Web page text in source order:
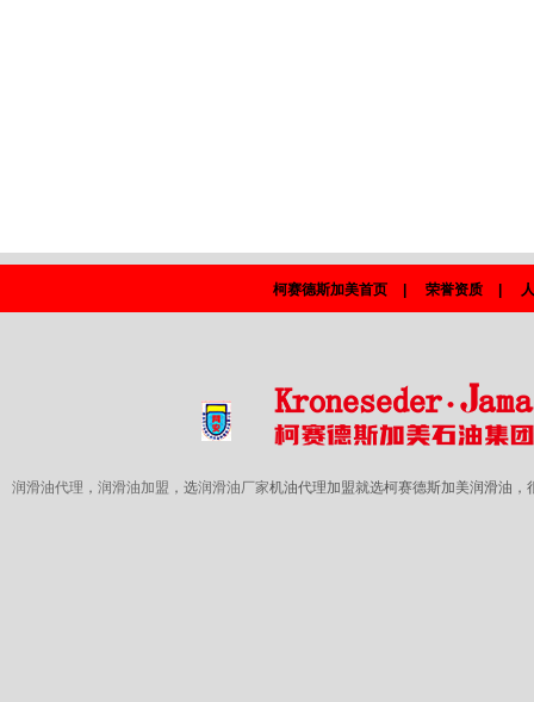
柯赛德斯加美首页 荣誉资质
润滑油代理 ， 润滑油加盟 ，选润滑油厂家机油代理加盟就选柯赛德斯加美润滑油，